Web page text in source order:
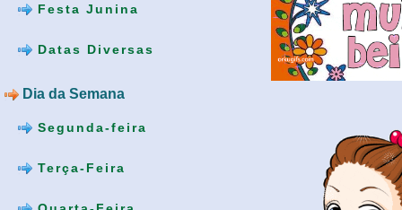
Festa Junina
Datas Diversas
Dia da Semana
Segunda-feira
Terça-Feira